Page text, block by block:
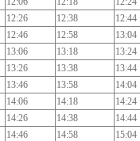
12:26 12:38 12:44
12:46 12:58 13:04
13:06 13:18 13:24
13:26 13:38 13:44
13:46 13:58 14:04
14:06 14:18 14:24
14:26 14:38 14:44
14:46 14:58 15:04